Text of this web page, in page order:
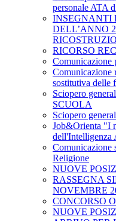
personale ATA
INSEGNANTI
DELL’ANNO
RICORSO
Comunicazione
Comunicazione
sostitutiva delle
Sciopero
SCUOLA
Sciopero
Job&Orienta "I
dell'Intelligenza
Comunicazione
Religione
NUOVE
RASSEGNA
NOVEMBRE
CONCORSO
NUOVE